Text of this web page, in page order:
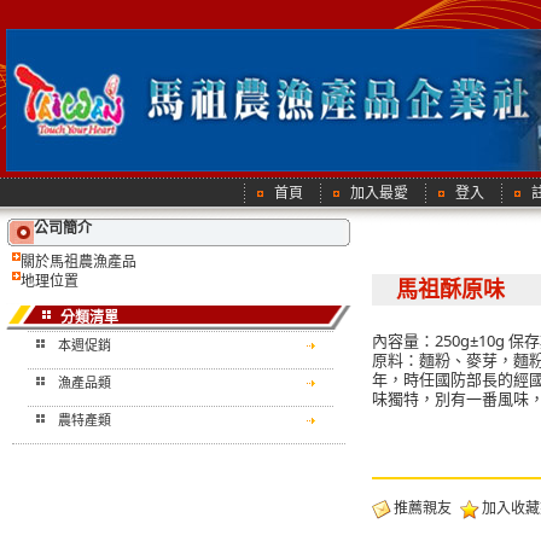
首頁 加入最愛 登入
公司簡介
關於馬祖農漁產品
地理位置
分類清單
本週促銷
漁產品類
農特產類
馬祖酥原味
內容量：250g±10g 保
原料：麵粉、麥芽，麵
年，時任國防部長的經
味獨特，別有一番風味
推薦親友 加入收